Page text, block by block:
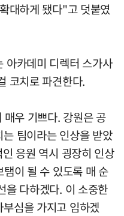
대하게 됐다"고 덧붙였
아카데미 디렉터 스가사
코치로 파견한다.
우 기쁘다. 강원은 공
팀이라는 인상을 받았
응원 역시 굉장히 인상
이 될 수 있도록 매 순
을 다하겠다. 이 소중한
심을 가지고 임하겠